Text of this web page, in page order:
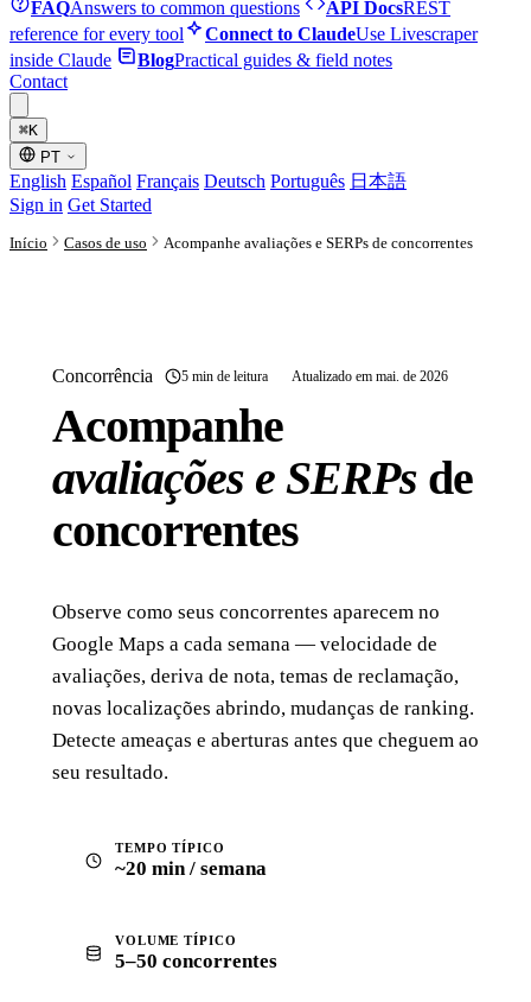
FAQAnswers to common questions API DocsREST
reference for every tool
Connect to ClaudeUse Livescraper
inside Claude
BlogPractical guides & field notes
Contact
⌘K
PT
English Español Français Deutsch Português 日本語
Sign in Get Started
Início Casos de uso Acompanhe avaliações e SERPs de concorrentes
Concorrência 5 min de leitura Atualizado em mai. de 2026
Acompanhe
avaliações e SERPs de
concorrentes
Observe como seus concorrentes aparecem no
Google Maps a cada semana — velocidade de
avaliações, deriva de nota, temas de reclamação,
novas localizações abrindo, mudanças de ranking.
Detecte ameaças e aberturas antes que cheguem ao
seu resultado.
TEMPO TÍPICO
~20 min / semana
VOLUME TÍPICO
5–50 concorrentes